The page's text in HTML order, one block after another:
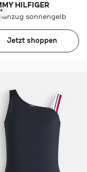
HILFIGER
sonnengelb
Jetzt shoppen